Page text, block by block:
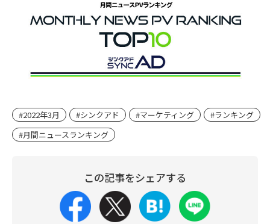
#2022年3月 #シンクアド #マーケティング
#ランキング
#月間ニュースランキング
この記事をシェアする